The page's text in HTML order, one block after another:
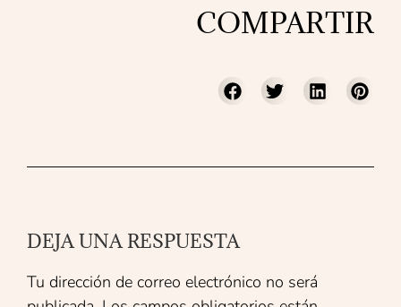
COMPARTIR
DEJA UNA RESPUESTA
Tu dirección de correo electrónico no será